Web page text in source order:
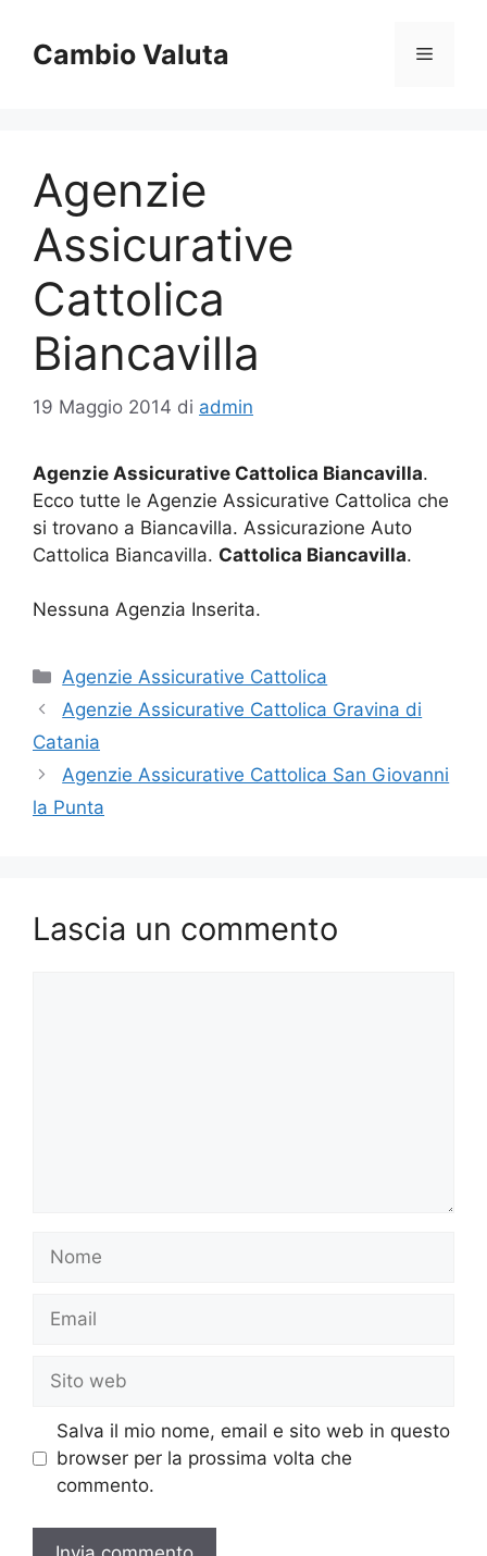
contenuto
Cambio Valuta Menu
Agenzie
Assicurative
Cattolica
Biancavilla
19 Maggio 2014 di admin
Agenzie Assicurative Cattolica Biancavilla.
Ecco tutte le Agenzie Assicurative Cattolica che
si trovano a Biancavilla. Assicurazione Auto
Cattolica Biancavilla. Cattolica Biancavilla.
Nessuna Agenzia Inserita.
Categorie
Agenzie Assicurative Cattolica
Agenzie Assicurative Cattolica Gravina di
Catania
Agenzie Assicurative Cattolica San Giovanni
la Punta
Lascia un commento
Nome
Email
Sito
web
Salva il mio nome, email e sito web in questo
browser per la prossima volta che
commento.